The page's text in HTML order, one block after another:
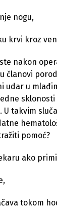
nogu,
krvi kroz
nakon
članovi
udar u
U takvim
pomoć?
ako
tokom